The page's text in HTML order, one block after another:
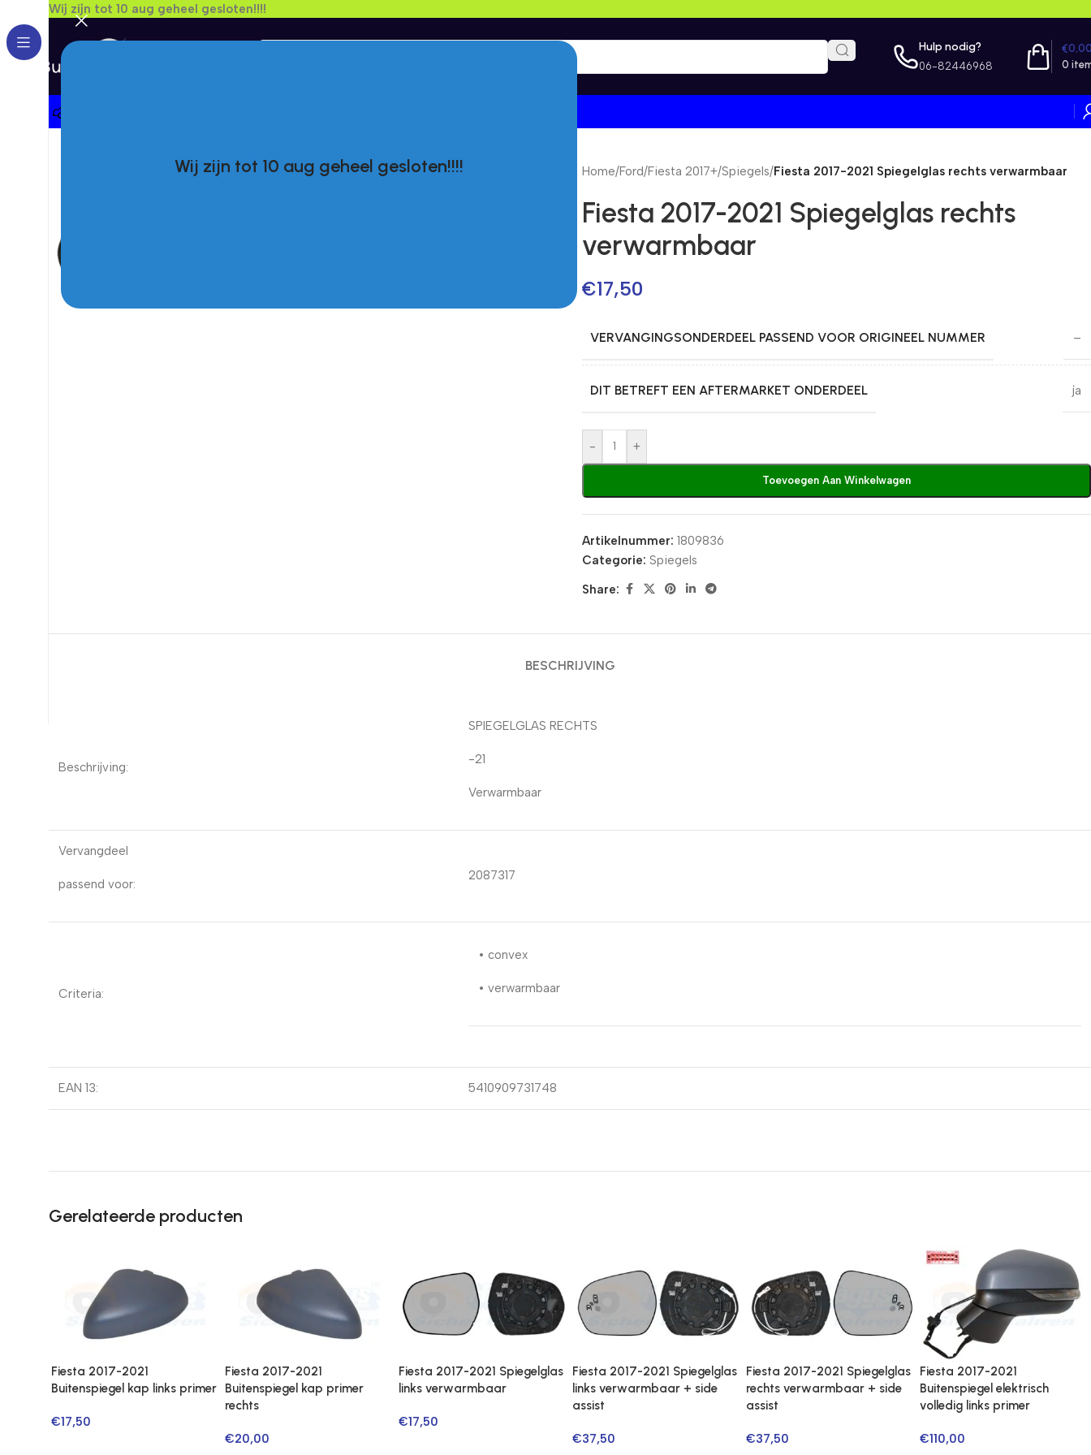
Wij zijn tot 10 aug geheel gesloten!!!!
Wij zijn tot 10 aug geheel gesloten!!!!
Hulp nodig?
06-82446968 0
€
Home/Ford/Fiesta 2017+/Spiegels/Fiesta 2017-2021 Spiegelglas rechts verwarmbaar
Fiesta 2017-2021 Spiegelglas rechts
verwarmbaar
€17,50
VERVANGINGSONDERDEEL PASSEND VOOR ORIGINEEL NUMMER –
DIT BETREFT EEN AFTERMARKET ONDERDEEL ja
- +
Toevoegen Aan Winkelwagen
Artikelnummer: 1809836
Categorie: Spiegels
Share:
BESCHRIJVING
Beschrijving:
SPIEGELGLAS RECHTS
-21
Verwarmbaar
Vervangdeel
passend voor:
2087317
Criteria:
• convex
• verwarmbaar
EAN 13: 5410909731748
Gerelateerde producten
Fiesta 2017-2021
Buitenspiegel kap links primer
€17,50
Fiesta 2017-2021
Buitenspiegel kap primer
rechts
€20,00
Fiesta 2017-2021 Spiegelglas
links verwarmbaar
€17,50
Fiesta 2017-2021 Spiegelglas
links verwarmbaar + side
assist
€37,50
Fiesta 2017-2021 Spiegelglas
rechts verwarmbaar + side
assist
€37,50
Fiesta 2017-2021
Buitenspiegel elektrisch
volledig links primer
€110,00